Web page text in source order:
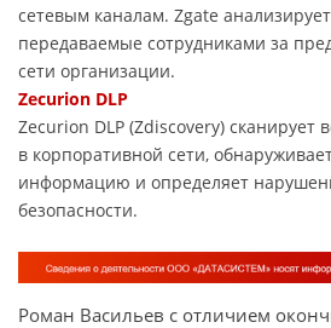
сетевым каналам. Zgate
передаваемые сотрудниками за
сети организации.
Zecurion DLP
Zecurion DLP (Zdiscovery)
в корпоративной сети,
информацию и определяет
безопасности.
Роман Васильев с отличием